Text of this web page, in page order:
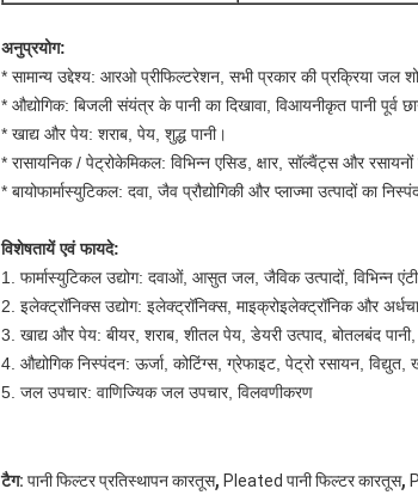
अनुप्रयोग:
* सामान्य उद्देश्य: आरओ प्रीफिल्टरेशन, सभी प्रकार की प्रक्रिया जल
* औद्योगिक: बिजली संयंत्र के पानी का दिखावा, विआयनीकृत पानी
* खाद्य और पेय: शराब, पेय, शुद्ध पानी।
* रासायनिक / पेट्रोकेमिकल: विभिन्न एसिड, क्षार, सॉल्वैंट्स और
* बायोफार्मास्युटिकल: दवा, जैव प्रौद्योगिकी और प्लाज्मा उत्पादों का
विशेषतायें एवं फायदे:
1. फार्मास्युटिकल उद्योग: दवाओं, आसुत जल, जैविक उत्पादों, विभिन्न
2. इलेक्ट्रॉनिक्स उद्योग: इलेक्ट्रॉनिक्स, माइक्रोइलेक्ट्रॉनिक और
3. खाद्य और पेय: बीयर, शराब, शीतल पेय, डेयरी उत्पाद, बोतलबंद
4. औद्योगिक निस्पंदन: ऊर्जा, कोटिंग्स, ग्रेफाइट, पेट्रो रसायन,
5. जल उपचार: वाणिज्यिक जल उपचार, विलवणीकरण
टैग: पानी फिल्टर प्रतिस्थापन कारतूस, Pleated पानी फिल्टर कारतूस,